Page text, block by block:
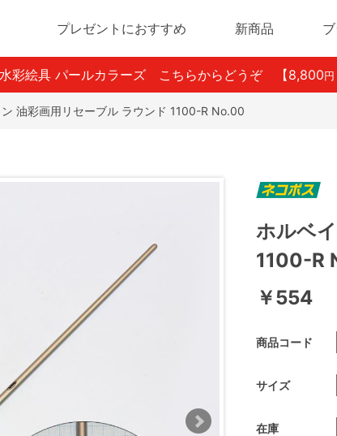
プレゼントにおすすめ 新商品
彩絵具 パールカラーズ こちらからどうぞ 【8,800 円
油彩画用リセーブル ラウンド 1100-R No.00
ホルベ
1100-R
￥554
商品コード
サイズ
在庫